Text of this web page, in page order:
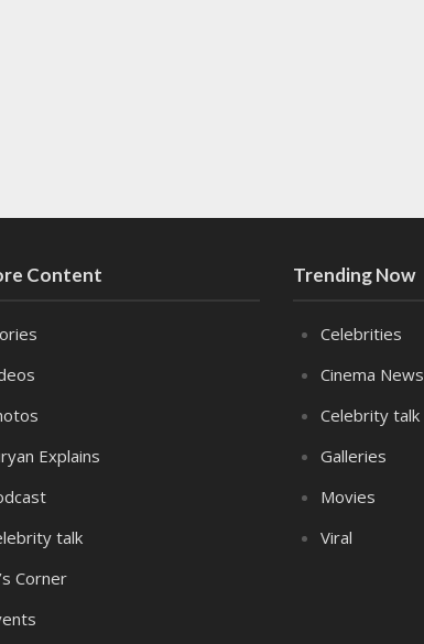
Content
Explains
talk
Corner
Trending Now
Celebrities
Cinema News
Celebrity talk
Galleries
Movies
Viral